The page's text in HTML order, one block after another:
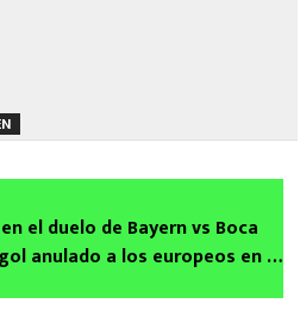
el duelo de Bayern vs Boca
anulado a los europeos en el